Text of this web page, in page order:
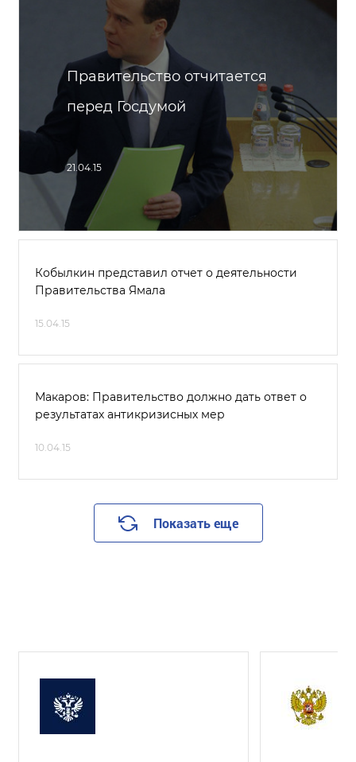
Правительство отчитается
перед Госдумой
21.04.15
Кобылкин представил отчет о деятельности
Правительства Ямала
15.04.15
Макаров: Правительство должно дать ответ о
результатах антикризисных мер
10.04.15
Показать еще